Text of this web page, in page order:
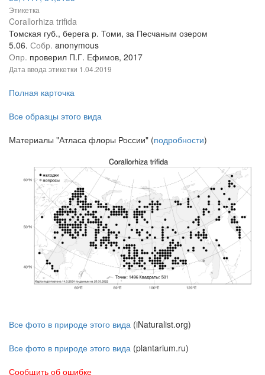
Этикетка
Corallorhiza trifida
Томская губ., берега р. Томи, за Песчаным озером
5.06. Собр. anonymous
Опр. проверил П.Г. Ефимов, 2017
Дата ввода этикетки 1.04.2019
Полная карточка
Все образцы этого вида
Материалы "Атласа флоры России" (подробности)
Все фото в природе этого вида (iNaturalist.org)
Все фото в природе этого вида (plantarium.ru)
Сообщить об ошибке